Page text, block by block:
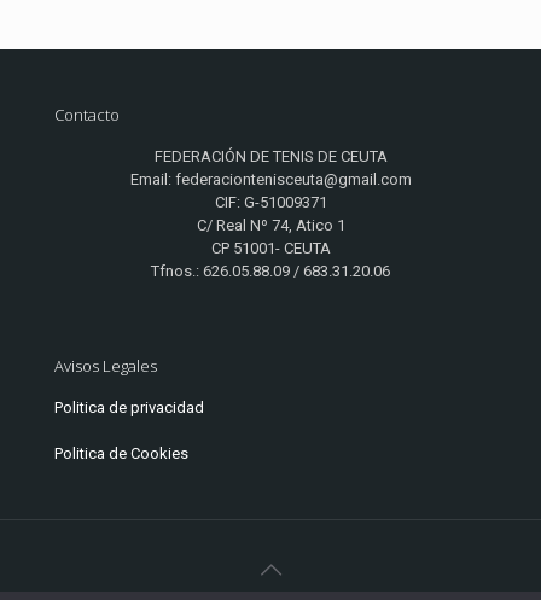
Contacto
FEDERACIÓN DE TENIS DE CEUTA
Email: federaciontenisceuta@gmail.com
CIF: G-51009371
C/ Real Nº 74, Atico 1
CP 51001- CEUTA
Tfnos.: 626.05.88.09 / 683.31.20.06
Avisos Legales
Politica de privacidad
Politica de Cookies